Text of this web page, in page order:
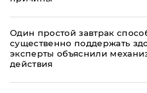
Один простой завтрак
существенно поддержать
эксперты объяснили
действия